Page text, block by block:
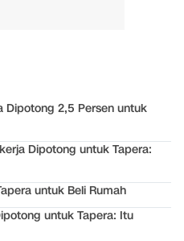
Dipotong 2,5 Persen untuk
Dipotong untuk Tapera:
untuk Beli Rumah
untuk Tapera: Itu